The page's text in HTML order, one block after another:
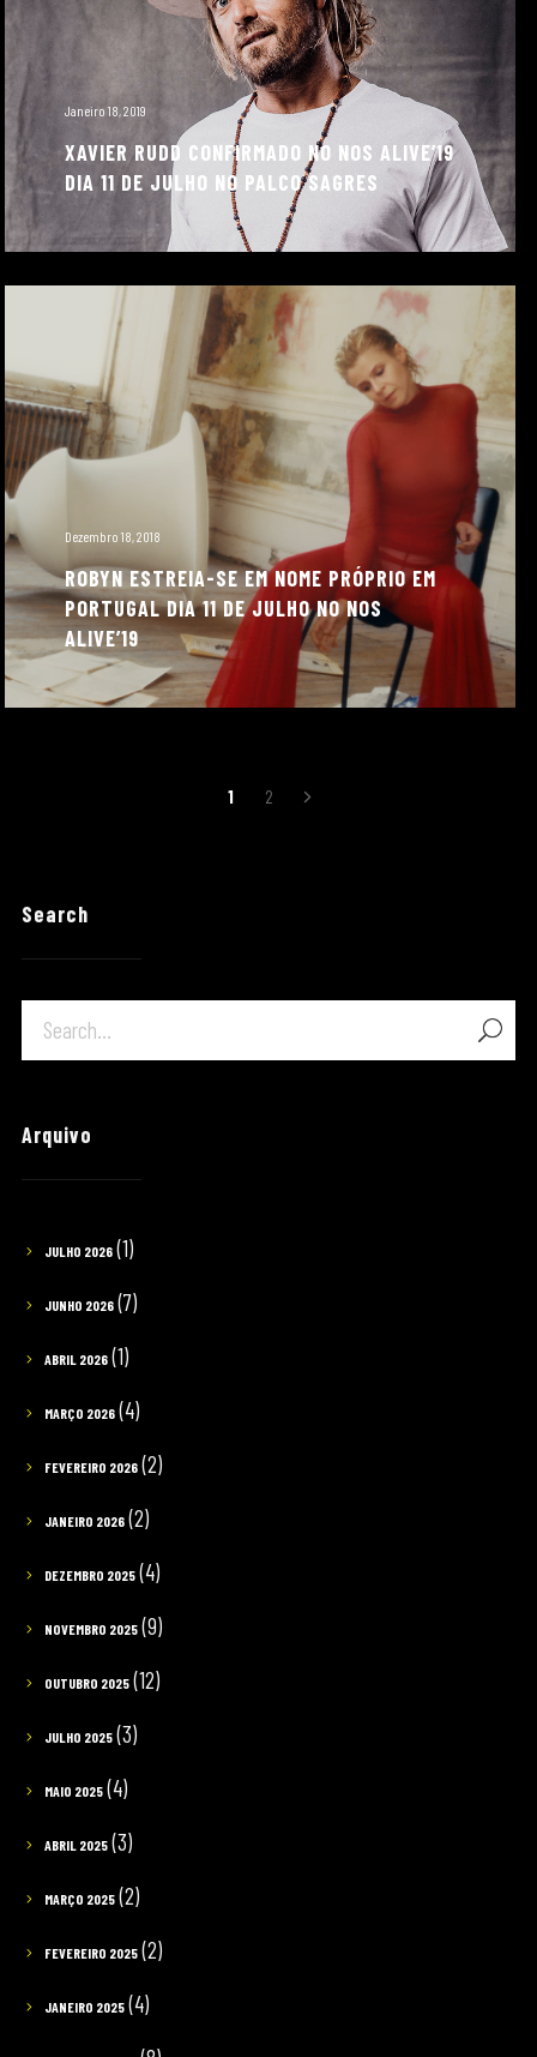
Janeiro 18, 2019
XAVIER RUDD CONFIRMADO NO NOS ALIVE’19
DIA 11 DE JULHO NO PALCO SAGRES
Dezembro 18, 2018
ROBYN ESTREIA-SE EM NOME PRÓPRIO EM
PORTUGAL DIA 11 DE JULHO NO NOS
ALIVE’19
1 2
Search
Arquivo
JULHO 2026(1)
JUNHO 2026(7)
ABRIL 2026(1)
MARÇO 2026(4)
FEVEREIRO 2026(2)
JANEIRO 2026(2)
DEZEMBRO 2025(4)
NOVEMBRO 2025(9)
OUTUBRO 2025(12)
JULHO 2025(3)
MAIO 2025(4)
ABRIL 2025(3)
MARÇO 2025(2)
FEVEREIRO 2025(2)
JANEIRO 2025(4)